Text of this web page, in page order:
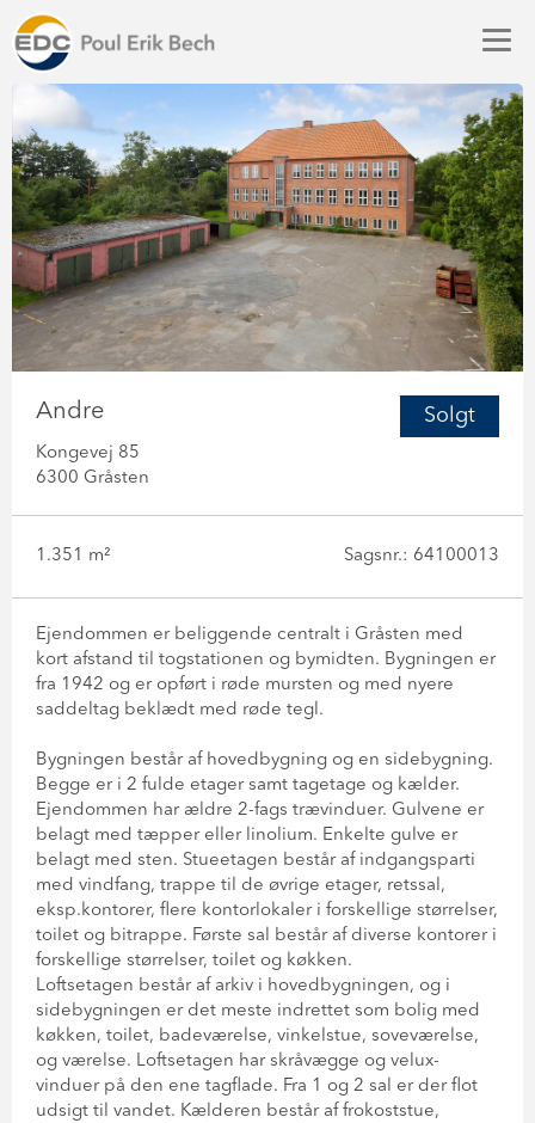
Solgt
Andre
Kongevej 85
6300 Gråsten
1.351 m² Sagsnr.: 64100013
Ejendommen er beliggende centralt i Gråsten med
kort afstand til togstationen og bymidten. Bygningen er
fra 1942 og er opført i røde mursten og med nyere
saddeltag beklædt med røde tegl.
Bygningen består af hovedbygning og en sidebygning.
Begge er i 2 fulde etager samt tagetage og kælder.
Ejendommen har ældre 2-fags trævinduer. Gulvene er
belagt med tæpper eller linolium. Enkelte gulve er
belagt med sten. Stueetagen består af indgangsparti
med vindfang, trappe til de øvrige etager, retssal,
eksp.kontorer, flere kontorlokaler i forskellige størrelser,
toilet og bitrappe. Første sal består af diverse kontorer i
forskellige størrelser, toilet og køkken.
Loftsetagen består af arkiv i hovedbygningen, og i
sidebygningen er det meste indrettet som bolig med
køkken, toilet, badeværelse, vinkelstue, soveværelse,
og værelse. Loftsetagen har skråvægge og velux-
vinduer på den ene tagflade. Fra 1 og 2 sal er der flot
udsigt til vandet. Kælderen består af frokoststue,